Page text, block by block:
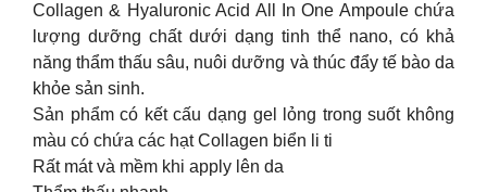
Collagen & Hyaluronic Acid All In One Ampoule chứa
lượng dưỡng chất dưới dạng tinh thể nano, có khả
năng thẩm thấu sâu, nuôi dưỡng và thúc đẩy tế bào da
khỏe sản sinh.
Sản phẩm có kết cấu dạng gel lỏng trong suốt không
màu có chứa các hạt Collagen biển li ti
Rất mát và mềm khi apply lên da